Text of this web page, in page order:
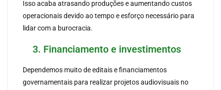
Isso acaba atrasando produções e aumentando custos
operacionais devido ao tempo e esforço necessário para
lidar com a burocracia.
3. Financiamento e investimentos
Dependemos muito de editais e financiamentos
governamentais para realizar projetos audiovisuais no